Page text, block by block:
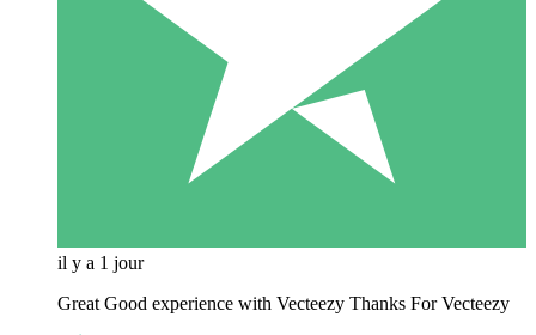
il y a 1 jour
Great Good experience with Vecteezy Thanks For Vecteezy